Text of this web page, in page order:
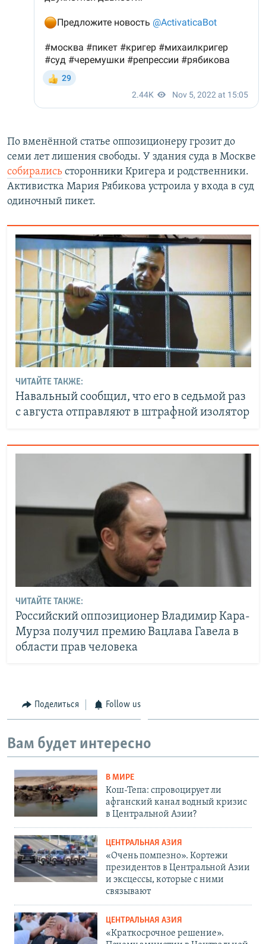
По вменённой статье оппозиционеру грозит до
семи лет лишения свободы. У здания суда в Москве
собирались сторонники Кригера и родственники.
Активистка Мария Рябикова устроила у входа в суд
одиночный пикет.
ЧИТАЙТЕ ТАКЖЕ:
Навальный сообщил, что его в седьмой раз
с августа отправляют в штрафной изолятор
ЧИТАЙТЕ ТАКЖЕ:
Российский оппозиционер Владимир Кара-
Мурза получил премию Вацлава Гавела в
области прав человека
Поделиться Follow us
Вам будет интересно
В МИРЕ
Кош-Тепа: спровоцирует ли
афганский канал водный кризис
в Центральной Азии?
ЦЕНТРАЛЬНАЯ АЗИЯ
«Очень помпезно». Кортежи
президентов в Центральной Азии
и эксцессы, которые с ними
связывают
ЦЕНТРАЛЬНАЯ АЗИЯ
«Краткосрочное решение».